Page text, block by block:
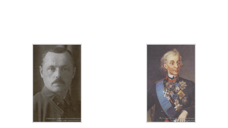
Новки, поселок
Новосёлка, деревня
Остров, деревня